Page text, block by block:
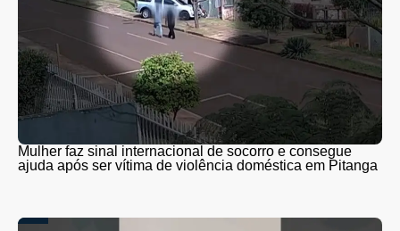
Mulher faz sinal internacional de socorro e consegue
ajuda após ser vítima de violência doméstica em Pitanga